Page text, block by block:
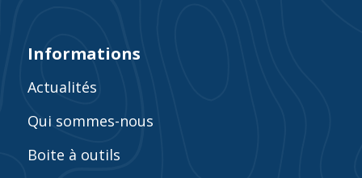
Informations
Actualités
Qui sommes-nous
Boite à outils